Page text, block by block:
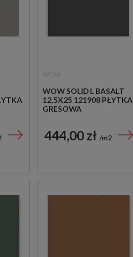
WOW SOLID L BASALT
12,5X25 121908 PŁYTKA
GRESOWA
444,00 zł m2